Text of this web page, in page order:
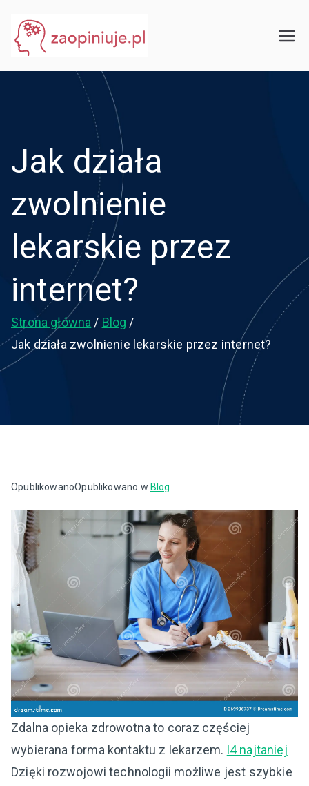
treści
Jak działa
zwolnienie
lekarskie przez
internet?
Strona główna
Blog
Jak działa zwolnienie lekarskie przez internet?
OpublikowanoOpublikowano w Blog
Zdalna opieka zdrowotna to coraz częściej
wybierana forma kontaktu z lekarzem. l4 najtaniej
Dzięki rozwojowi technologii możliwe jest szybkie